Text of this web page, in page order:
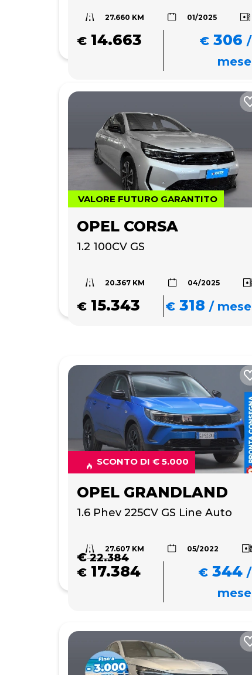
27.660 KM 01/2025
€ 14.663 € 306 /
mese
VALORE FUTURO GARANTITO
OPEL CORSA
1.2 100CV GS
20.367 KM 04/2025
€ 15.343 € 318 / mese
SCONTO DI € 5.000
OPEL GRANDLAND
1.6 Phev 225CV GS Line Auto
27.607 KM 05/2022
€22.384
€ 17.384 € 344 /
mese